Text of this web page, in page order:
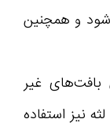
و همچنین
بافت‌های غیر
نیز استفاده